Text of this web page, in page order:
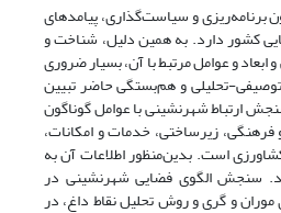
و سیاست‌گذاری، پیامدهای
کشور دارد. به همین دلیل، شناخت و
و عوامل مرتبط با آن، بسیار ضروری
تحلیلی و هم‌بستگی حاضر تبیین
ارتباط شهرنشینی با عوامل گوناگون
زیرساختی، خدمات و امکانات،
است. بدین‌منظور اطلاعات آن به
سنجش الگوی فضایی شهرنشینی در
و گری و روش تحلیل نقاط داغ، در